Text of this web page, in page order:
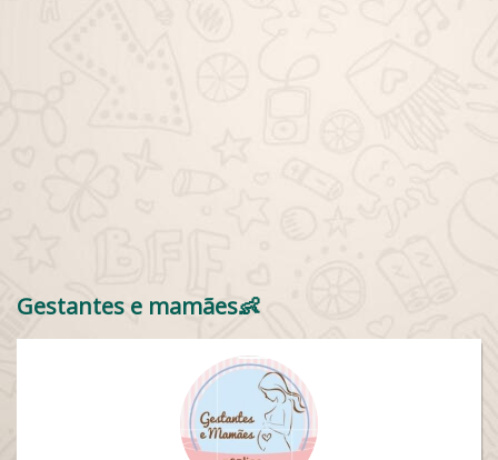
Gestantes e mamães👶